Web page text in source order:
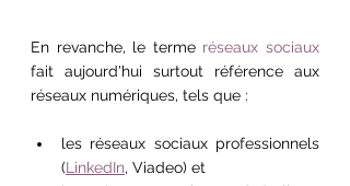
En revanche, le terme réseaux sociaux
fait aujourd'hui surtout référence aux
réseaux numériques, tels que :
les réseaux sociaux professionnels
(LinkedIn, Viadeo) et